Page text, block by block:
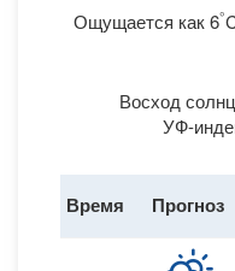
Ощущается как 6°
Восход
УФ-
Время Прогноз